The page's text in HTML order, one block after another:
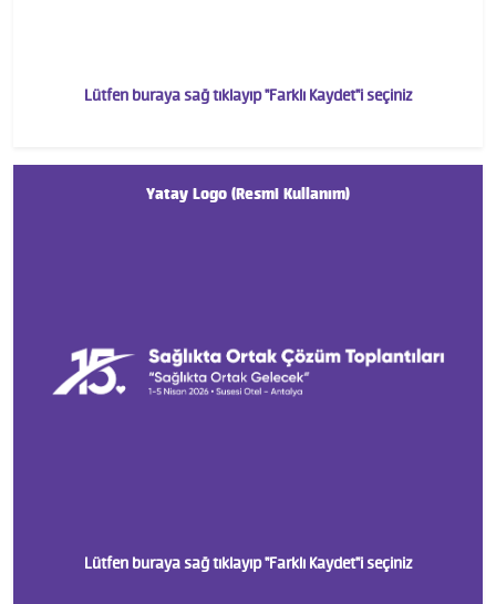
Lütfen buraya sağ tıklayıp "Farklı Kaydet"i seçiniz
Yatay Logo (Resmi Kullanım)
Lütfen buraya sağ tıklayıp "Farklı Kaydet"i seçiniz